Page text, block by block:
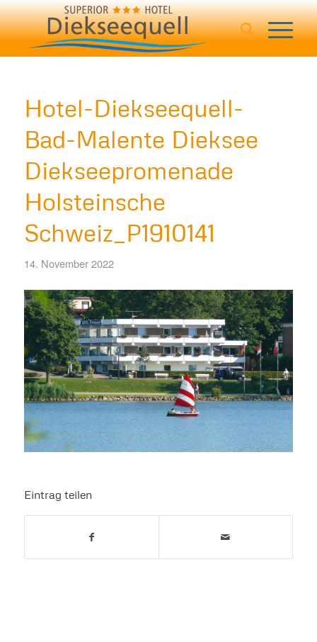
Hotel-Diekseequell-
Bad-Malente Dieksee
Diekseepromenade
Holsteinsche
Schweiz_P1910141
14. November 2022
Eintrag teilen